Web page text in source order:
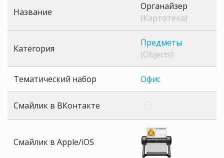
Название
Органайзер
(Картотека)
Категория
Предметы
(Objects)
Тематический набор Офис
Смайлик в ВКонтакте
Смайлик в Apple/iOS